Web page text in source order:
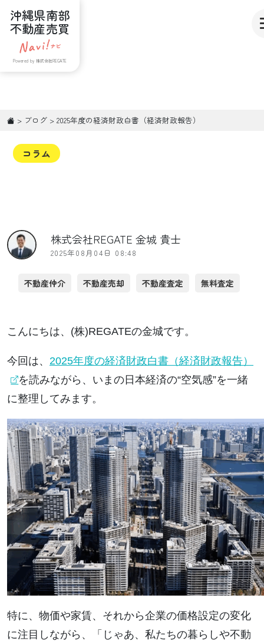
沖縄県南部
不動産売買
Powered by 株式会社REGATE
> ブログ > 2025年度の経済財政白書（経済財政報告）
コラム
株式会社REGATE 金城 貴士
2025年08月04日 08:48
不動産仲介 不動産売却 不動産査定 無料査定
こんにちは、(株)REGATEの金城です。
今回は、 2025年度の経済財政白書（経済財政報告）
を読みながら、いまの日本経済の“空気感”を一緒
に整理してみます。
特に、物価や家賃、それから企業の価格設定の変化
に注目しながら、「じゃあ、私たちの暮らしや不動